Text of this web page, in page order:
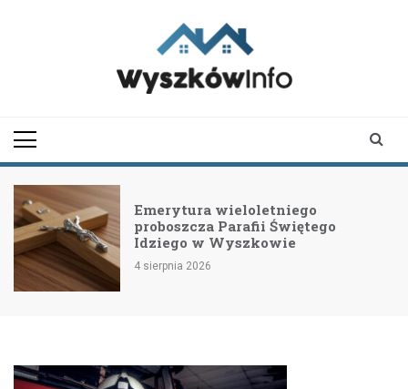
Emerytura wieloletniego
proboszcza Parafii Świętego
Idziego w Wyszkowie
4 sierpnia 2026